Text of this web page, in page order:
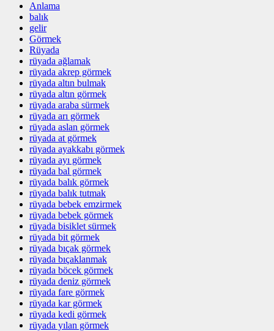
Anlama
balık
gelir
Görmek
Rüyada
rüyada ağlamak
rüyada akrep görmek
rüyada altın bulmak
rüyada altın görmek
rüyada araba sürmek
rüyada arı görmek
rüyada aslan görmek
rüyada at görmek
rüyada ayakkabı görmek
rüyada ayı görmek
rüyada bal görmek
rüyada balık görmek
rüyada balık tutmak
rüyada bebek emzirmek
rüyada bebek görmek
rüyada bisiklet sürmek
rüyada bit görmek
rüyada bıçak görmek
rüyada bıçaklanmak
rüyada böcek görmek
rüyada deniz görmek
rüyada fare görmek
rüyada kar görmek
rüyada kedi görmek
rüyada yılan görmek